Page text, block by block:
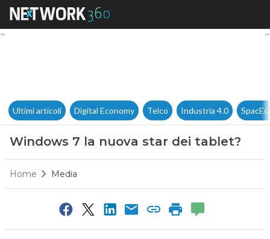
Windows 7 la nuova star dei
Ultimi articoli Digital Economy Telco Industria 4.0
Windows 7 la nuova star dei tablet?
Home Media